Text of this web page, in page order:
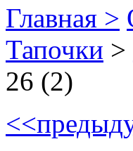
Главная >
Тапочки >
26 (2)
<<